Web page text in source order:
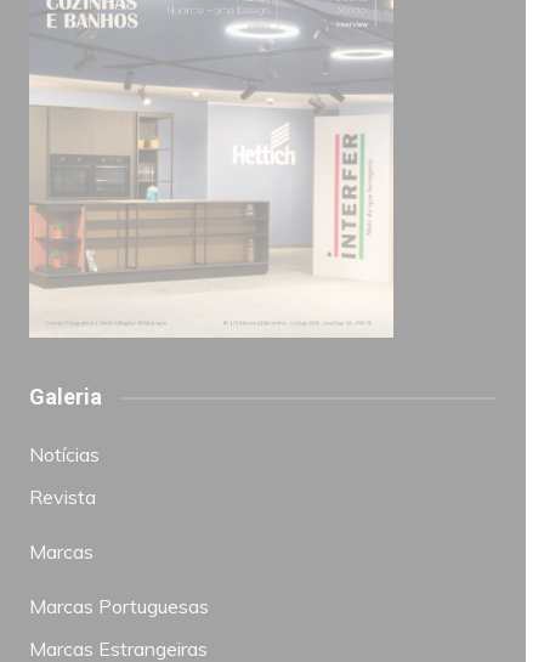
Galeria
Notícias
Revista
Marcas
Marcas Portuguesas
Marcas Estrangeiras